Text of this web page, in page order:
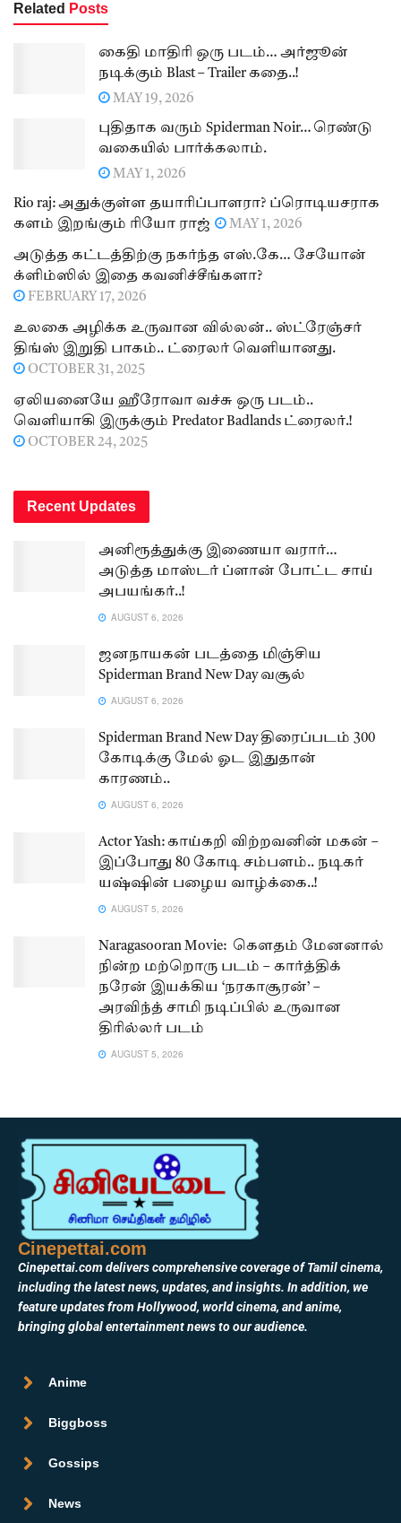
Related Posts
கைதி மாதிரி ஒரு படம்… அர்ஜூன்
நடிக்கும் Blast – Trailer கதை..!
MAY 19, 2026
புதிதாக வரும் Spiderman Noir… ரெண்டு
வகையில் பார்க்கலாம்.
MAY 1, 2026
Rio raj: அதுக்குள்ள தயாரிப்பாளரா? ப்ரொடியசராக
களம் இறங்கும் ரியோ ராஜ்
MAY 1, 2026
அடுத்த கட்டத்திற்கு நகர்ந்த எஸ்.கே… சேயோன்
க்ளிம்ஸில் இதை கவனிச்சீங்களா?
FEBRUARY 17, 2026
உலகை அழிக்க உருவான வில்லன்.. ஸ்ட்ரேஞ்சர்
திங்ஸ் இறுதி பாகம்.. ட்ரைலர் வெளியானது.
OCTOBER 31, 2025
ஏலியனையே ஹீரோவா வச்சு ஒரு படம்..
வெளியாகி இருக்கும் Predator Badlands ட்ரைலர்.!
OCTOBER 24, 2025
Recent Updates
அனிரூத்துக்கு இணையா வரார்…
அடுத்த மாஸ்டர் ப்ளான் போட்ட சாய்
அபயங்கர்..!
AUGUST 6, 2026
ஜனநாயகன் படத்தை மிஞ்சிய
Spiderman Brand New Day வசூல்
AUGUST 6, 2026
Spiderman Brand New Day திரைப்படம் 300
கோடிக்கு மேல் ஓட இதுதான்
காரணம்..
AUGUST 6, 2026
Actor Yash: காய்கறி விற்றவனின் மகன் –
இப்போது 80 கோடி சம்பளம்.. நடிகர்
யஷ்ஷின் பழைய வாழ்க்கை..!
AUGUST 5, 2026
Naragasooran Movie: கௌதம் மேனனால்
நின்ற மற்றொரு படம் – கார்த்திக்
நரேன் இயக்கிய ‘நரகாசூரன்’ –
அரவிந்த் சாமி நடிப்பில் உருவான
திரில்லர் படம்
AUGUST 5, 2026
Cinepettai.com
Cinepettai.com delivers comprehensive coverage of Tamil cinema,
including the latest news, updates, and insights. In addition, we
feature updates from Hollywood, world cinema, and anime,
bringing global entertainment news to our audience.
Anime
Biggboss
Gossips
News